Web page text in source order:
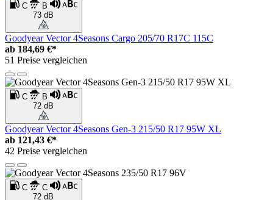
C
B
73 dB
Goodyear Vector 4Seasons Cargo 205/70 R17C 115C
ab 184,69 €*
51 Preise vergleichen
C
B
72 dB
Goodyear Vector 4Seasons Gen-3 215/50 R17 95W XL
ab 121,43 €*
42 Preise vergleichen
C
C
72 dB